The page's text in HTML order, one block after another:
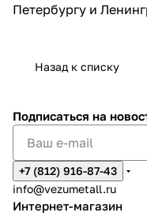
Петербургу и
Назад к списку
Подписаться на
+7 (812) 916-87-43
info@vezumetall.ru
Интернет-магазин